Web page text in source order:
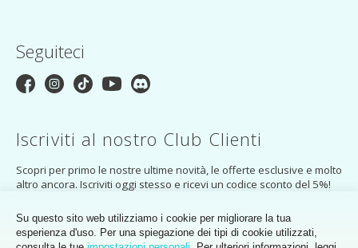
Seguiteci
Iscriviti al nostro Club Clienti
Scopri per primo le nostre ultime novità, le offerte esclusive e molto
altro ancora. Iscriviti oggi stesso e ricevi un codice sconto del 5%!
ISCRIVETEVI
Iscrivendoti accettil'informativa sulla privacydel MakerMondo Customer
Su questo sito web utilizziamo i cookie per migliorare la tua
esperienza d'uso. Per una spiegazione dei tipi di cookie utilizzati,